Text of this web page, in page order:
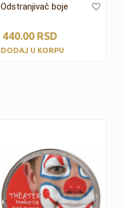
Odstranjivač boje
440.00RSD
DODAJ U KORPU